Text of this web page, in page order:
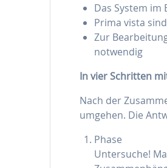
Das System
Prima vista
Zur
notwendig
In vier Schritten
Nach der
umgehen. Die
Phase
Untersuche!